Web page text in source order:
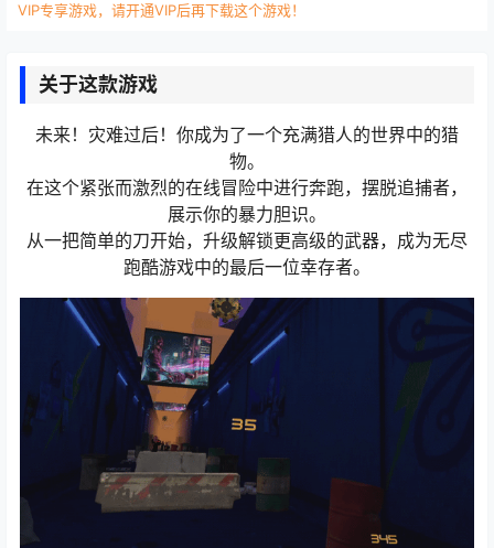
VIP专享游戏，请开通VIP后再下载这个游戏！
关于这款游戏
未来！灾难过后！你成为了一个充满猎人的世界中的猎
物。
在这个紧张而激烈的在线冒险中进行奔跑，摆脱追捕者，
展示你的暴力胆识。
从一把简单的刀开始，升级解锁更高级的武器，成为无尽
跑酷游戏中的最后一位幸存者。